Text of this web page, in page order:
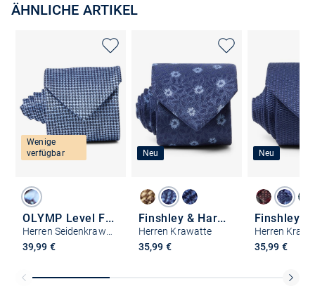
ÄHNLICHE ARTIKEL
Wenige
verfügbar
OLYMP Level Five
39,99 €
Neu
Finshley & Harding
Herren Krawatte
35,99 €
Neu
Herren
35,99 €